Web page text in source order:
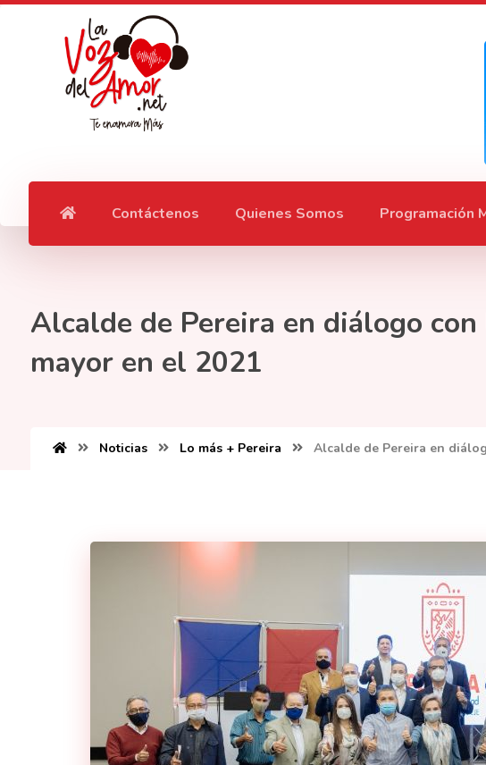
Contáctenos Quienes Somos Programación
Alcalde de Pereira en diálogo
mayor en el 2021
Noticias Lo más + Pereira Alcalde de Pereira en